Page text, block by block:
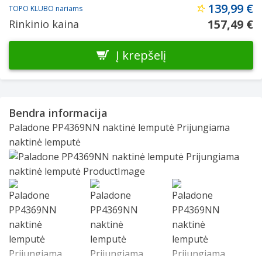
TOPO KLUBO nariams 139,99 €
Rinkinio kaina
157,49 €
Į krepšelį
Bendra informacija
Paladone PP4369NN naktinė lemputė Prijungiama
naktinė lemputė
Slide 1 of 3